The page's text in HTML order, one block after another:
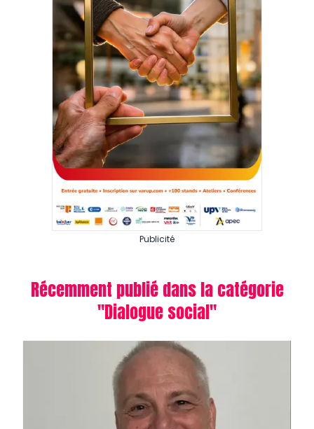
Publicité
Récemment publié dans la catégorie
"Dialogue social"